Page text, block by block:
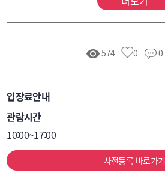
574 0 0
입장료안내
관람시간
10:00~17:00
사전등록 바로가기